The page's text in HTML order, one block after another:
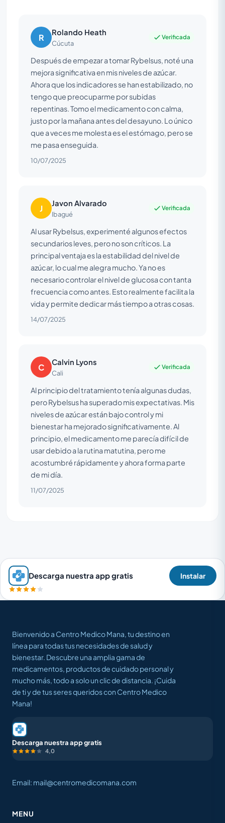
R Rolando Heath
Cúcuta
Verificada
Después de empezar a tomar Rybelsus, noté una
mejora significativa en mis niveles de azúcar.
Ahora que los indicadores se han estabilizado, no
tengo que preocuparme por subidas
repentinas. Tomo el medicamento con calma,
justo por la mañana antes del desayuno. Lo único
que a veces me molesta es el estómago, pero se
me pasa enseguida.
10/07/2025
J Javon Alvarado
Ibagué
Verificada
Al usar Rybelsus, experimenté algunos efectos
secundarios leves, pero no son críticos. La
principal ventaja es la estabilidad del nivel de
azúcar, lo cual me alegra mucho. Ya no es
necesario controlar el nivel de glucosa con tanta
frecuencia como antes. Esto realmente facilita la
vida y permite dedicar más tiempo a otras cosas.
14/07/2025
C Calvin Lyons
Cali
Verificada
Al principio del tratamiento tenía algunas dudas,
pero Rybelsus ha superado mis expectativas. Mis
niveles de azúcar están bajo control y mi
bienestar ha mejorado significativamente. Al
principio, el medicamento me parecía difícil de
usar debido a la rutina matutina, pero me
acostumbré rápidamente y ahora forma parte
de mi día.
11/07/2025
Descarga nuestra app gratis Instalar
Bienvenido a Centro Medico Mana, tu destino en
línea para todas tus necesidades de salud y
bienestar. Descubre una amplia gama de
medicamentos, productos de cuidado personal y
mucho más, todo a solo un clic de distancia. ¡Cuida
de ti y de tus seres queridos con Centro Medico
Mana!
Descarga nuestra app gratis
4,0
Email: mail@centromedicomana.com
MENU